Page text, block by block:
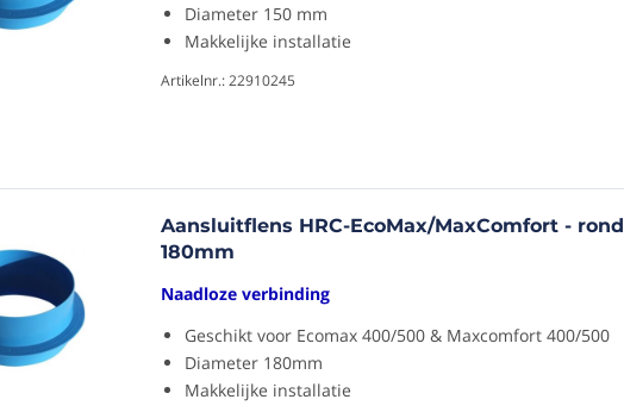
Diameter 150 mm
Makkelijke installatie
Artikelnr.: 22910245
Aansluitflens HRC-EcoMax/MaxComfort - rond
180mm
Naadloze verbinding
Geschikt voor Ecomax 400/500 & Maxcomfort 400/500
Diameter 180mm
Makkelijke installatie